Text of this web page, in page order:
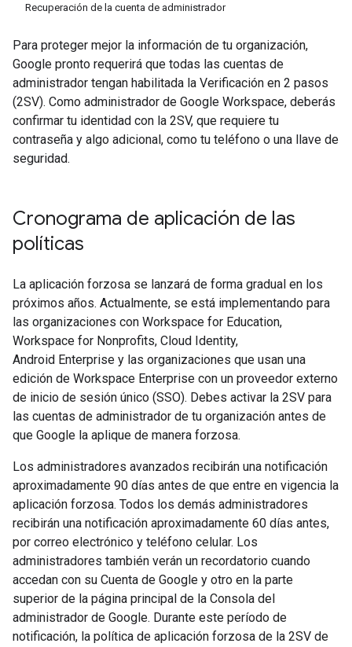
Recuperación de la cuenta de administrador
Para proteger mejor la información de tu organización,
Google pronto requerirá que todas las cuentas de
administrador tengan habilitada la Verificación en 2 pasos
(2SV). Como administrador de Google Workspace, deberás
confirmar tu identidad con la 2SV, que requiere tu
contraseña y algo adicional, como tu teléfono o una llave de
seguridad.
Cronograma de aplicación de las
políticas
La aplicación forzosa se lanzará de forma gradual en los
próximos años. Actualmente, se está implementando para
las organizaciones con Workspace for Education,
Workspace for Nonprofits, Cloud Identity,
Android Enterprise y las organizaciones que usan una
edición de Workspace Enterprise con un proveedor externo
de inicio de sesión único (SSO). Debes activar la 2SV para
las cuentas de administrador de tu organización antes de
que Google la aplique de manera forzosa.
Los administradores avanzados recibirán una notificación
aproximadamente 90 días antes de que entre en vigencia la
aplicación forzosa. Todos los demás administradores
recibirán una notificación aproximadamente 60 días antes,
por correo electrónico y teléfono celular. Los
administradores también verán un recordatorio cuando
accedan con su Cuenta de Google y otro en la parte
superior de la página principal de la Consola del
administrador de Google. Durante este período de
notificación, la política de aplicación forzosa de la 2SV de